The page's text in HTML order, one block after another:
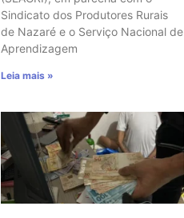
Sindicato dos Produtores Rurais
de Nazaré e o Serviço Nacional de
Aprendizagem
Leia mais »